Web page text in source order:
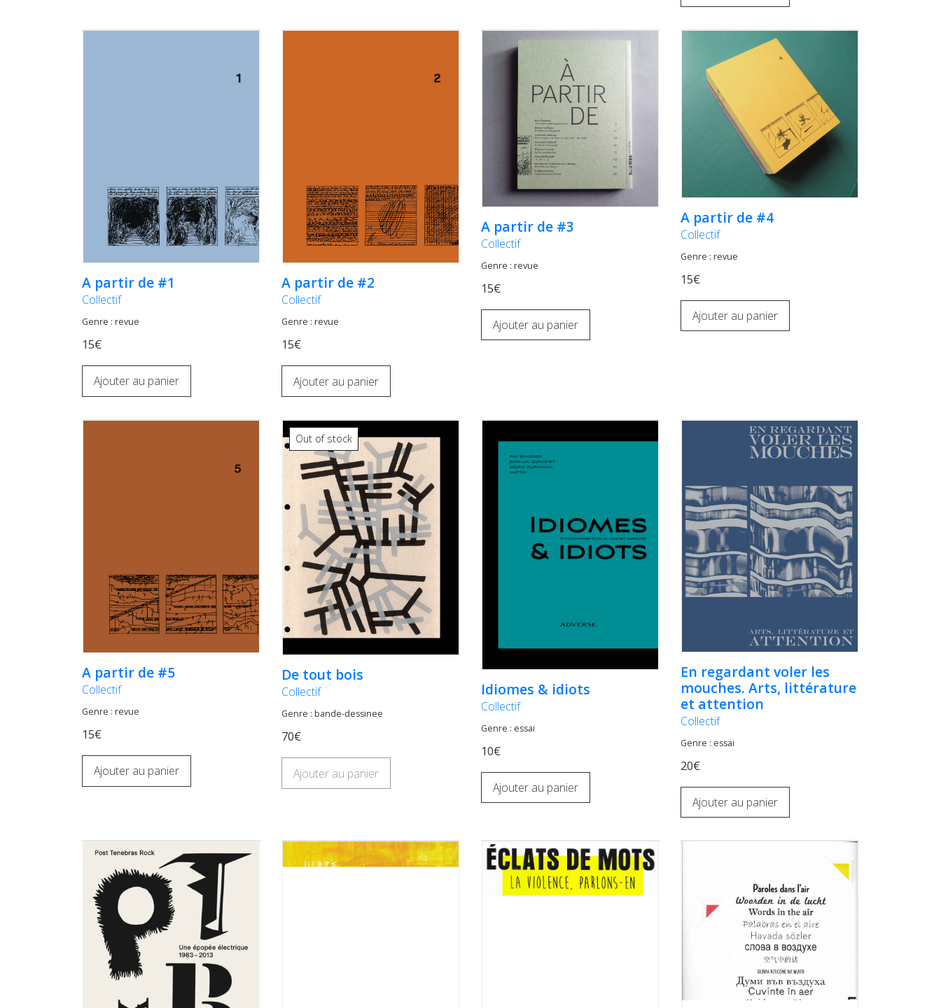
A partir de #1
Collectif
Genre : revue
15€
Ajouter au panier
A partir de #2
Collectif
Genre : revue
15€
Ajouter au panier
A partir de #3
Collectif
Genre : revue
15€
Ajouter au panier
A partir de #4
Collectif
Genre : revue
15€
Ajouter au panier
A partir de #5
Collectif
Genre : revue
15€
Ajouter au panier
Out of stock
De tout bois
Collectif
Genre : bande-dessinee
70€
Ajouter au panier
Idiomes & idiots
Collectif
Genre : essai
10€
Ajouter au panier
En regardant voler les
mouches. Arts, littérature
et attention
Collectif
Genre : essai
20€
Ajouter au panier